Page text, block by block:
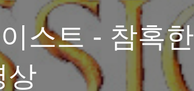
스트 - 참혹한
상